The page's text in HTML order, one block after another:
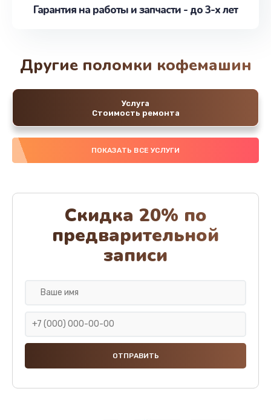
Гарантия на работы и запчасти - до 3-х лет
Другие поломки кофемашин
Услуга
Стоимость ремонта
ПОКАЗАТЬ ВСЕ УСЛУГИ
Скидка 20% по
предварительной
записи